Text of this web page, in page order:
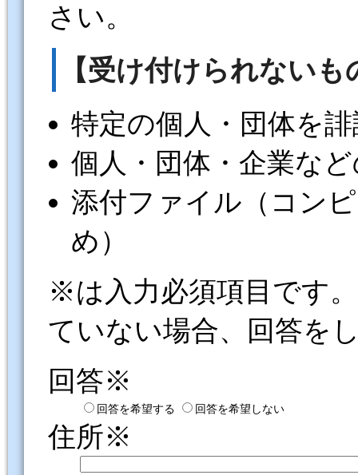
さい。
【受け付けられないも
特定の個人・団体を
個人・団体・企業な
添付ファイル（コン
め）
※は入力必須項目です
ていない場合、回答を
回答※
回答を希望する 回答を希望しない
住所※